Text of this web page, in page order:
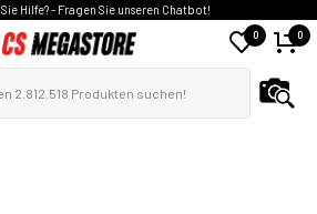
Hilfe? - Fragen Sie unseren Chatbot!
0 0